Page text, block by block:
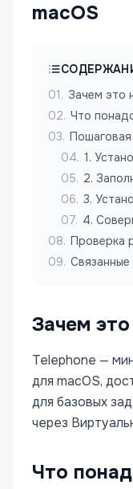
macOS
01. Зачем это
02. Что
03. Пошаговая
04. 1.
05. 2.
06. 3.
07. 4.
08. Проверка
09. Связанные
Зачем
Telephone —
для macOS,
для базовых
через
Что